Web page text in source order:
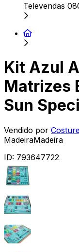
Televendas
Kit Azul
Matrizes
Sun
Vendido por
MadeiraMadeira
ID: 793647722